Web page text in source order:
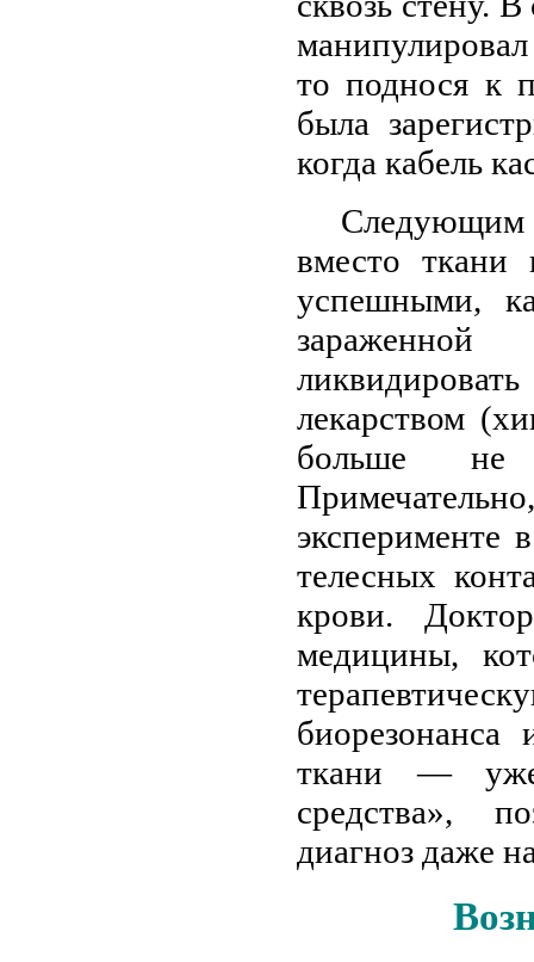
то поднося к
была
когда кабель
Следующим
вместо ткани
успешными,
лекарством
больше не
эксперименте
телесных
крови.
медицины,
ткани — уже
средства»,
диагноз даже